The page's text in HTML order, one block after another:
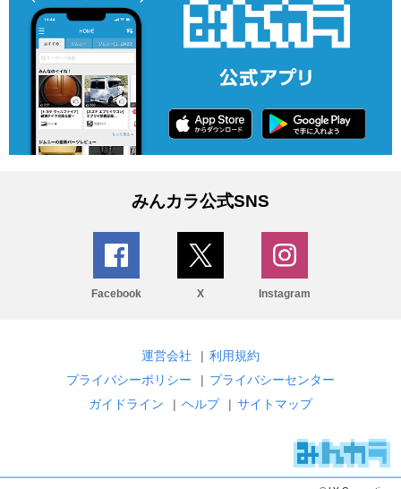
みんカラ公式SNS
Facebook X Instagram
運営会社 | 利用規約
プライバシーポリシー
| プライバシーセンター
ガイドライン
| ヘルプ | サイトマップ